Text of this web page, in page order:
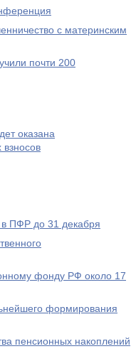
с материнским
почти 200
оказана
ПФР до 31 декабря
фонду РФ около 17
формирования
пенсионных накоплений